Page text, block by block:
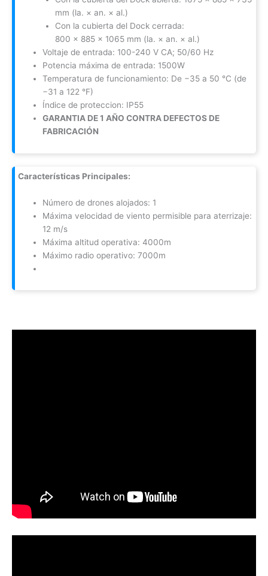
mm (la. × an. × al.)
Con la cubierta del Dock cerrada:
800 × 885 × 1065 mm (la. × an. × al.)
Voltaje de entrada: 100-240 V CA; 50/60 Hz
Potencia máxima de entrada: 1500W
Temperatura de funcionamiento: De −35 a 50 °C (de
−31 a 122 °F)
Índice de proteccion: IP55
GARANTIA DE 1 AÑO CONTRA DEFECTOS DE
FABRICACIÓN
Características Principales:
Número de drones alojados: 1
Máxima velocidad de viento permisible para aterrizaje:
12 m/s
Máxima altitud operativa: 4000m
Máximo radio operativo: 7000m